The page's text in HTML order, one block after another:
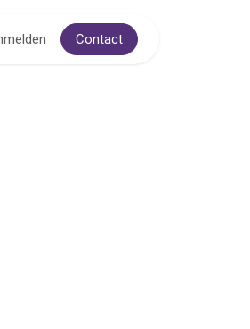
Contact